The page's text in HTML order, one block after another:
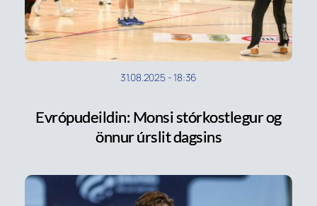
31.08.2025-18:36
Evrópudeildin: Monsi stórkostlegur og
önnur úrslit dagsins